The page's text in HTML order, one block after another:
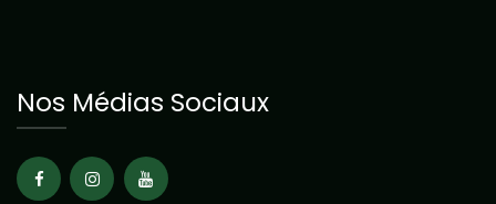
Nos Médias Sociaux